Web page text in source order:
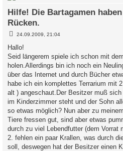
Hilfe! Die Bartagamen
Rücken.
B
i
t
r
a
g
24.09.2009, 21:04
Hallo!
Seid längerem spiele ich schon mit
holen.Allerdings bin ich noch ein
über das Internet und durch Bücher
habe ich ein komplettes Terrarium mit
alt ) angeschaut.Der Besitzer muß
im Kinderzimmer steht und der Sohn
so etwas möglich? Nun aber zu
Tiere fressen gut, sind aber etwas
durch zu viel Lebendfutter (dem Vorrat
2. fehlen ein paar Krallen, was durch
soll, deswegen hat der Besitzer einen